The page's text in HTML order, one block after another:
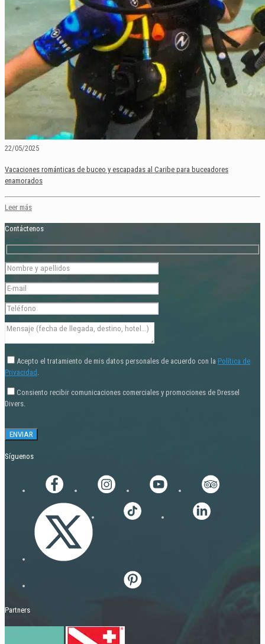
22/05/2025
Vacaciones románticas de buceo y escapadas al Caribe para buceadores
enamorados
Leer más
Contáctenos
Acepto el tratamiento de mis datos personales de acuerdo con la Política de
Privacidad
Consiento recibir comunicaciones comerciales y promociones de Dressel
Divers.
Síguenos
Partners